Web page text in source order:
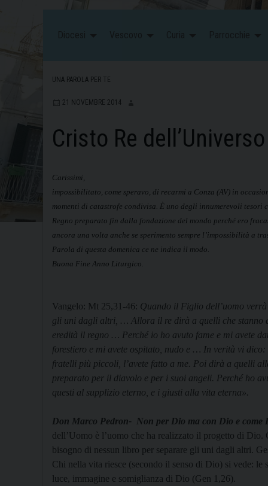
UNA PAROLA PER TE
21 NOVEMBRE 2014
Cristo Re dell’Universo
Carissimi,
impossibilitato, come speravo, di recarmi a Conza (AV) in
momenti di catastrofe condivisa. È uno degli innumerevoli
Regno preparato fin dalla fondazione del mondo perché ero
ancora una volta anche se sperimento sempre l’impossibilità a
Parola di questa domenica ce ne indica il modo.
Buona Fine Anno Liturgico.
Vangelo: Mt 25,31-46: Quando il Figlio dell’uomo
gli uni dagli altri, … Allora il re dirà a quelli che stanno
eredità il regno … Perché io ho avuto fame e mi avete
forestiero e mi avete ospitato, nudo e … In verità vi
fratelli più piccoli, l’avete fatto a me. Poi dirà a quelli
preparato per il diavolo e per i suoi angeli. Perché ho
questi al supplizio eterno, e i giusti alla vita eterna».
Don Marco Pedron- Non per Dio ma con Dio e come
dell’Uomo è l’uomo che ha realizzato il progetto di Dio.
bisogno di nessun libro per separare gli uni dagli altri.
Chi nella vita riesce (secondo il senso di Dio) si vede:
luce, immagine e somiglianza di Dio (Gen 1,26).